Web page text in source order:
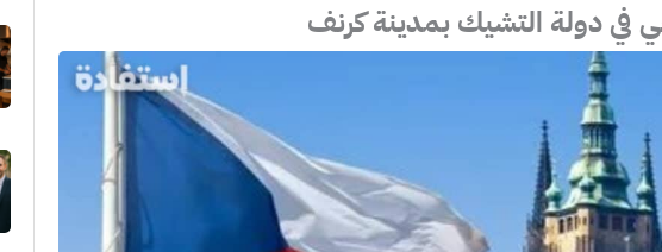
في دولة التشيك بمدينة كرنف